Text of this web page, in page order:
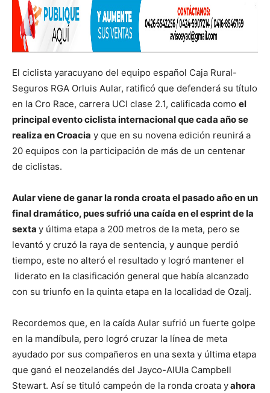
El ciclista yaracuyano del equipo español Caja Rural-
Seguros RGA Orluis Aular, ratificó que defenderá su título
en la Cro Race, carrera UCI clase 2.1, calificada como el
principal evento ciclista internacional que cada año se
realiza en Croacia y que en su novena edición reunirá a
20 equipos con la participación de más de un centenar
de ciclistas.
Aular viene de ganar la ronda croata el pasado año en un
final dramático, pues sufrió una caída en el esprint de la
sexta y última etapa a 200 metros de la meta, pero se
levantó y cruzó la raya de sentencia, y aunque perdió
tiempo, este no alteró el resultado y logró mantener el
liderato en la clasificación general que había alcanzado
con su triunfo en la quinta etapa en la localidad de Ozalj.
Recordemos que, en la caída Aular sufrió un fuerte golpe
en la mandíbula, pero logró cruzar la línea de meta
ayudado por sus compañeros en una sexta y última etapa
que ganó el neozelandés del Jayco-AlUla Campbell
Stewart. Así se tituló campeón de la ronda croata yahora